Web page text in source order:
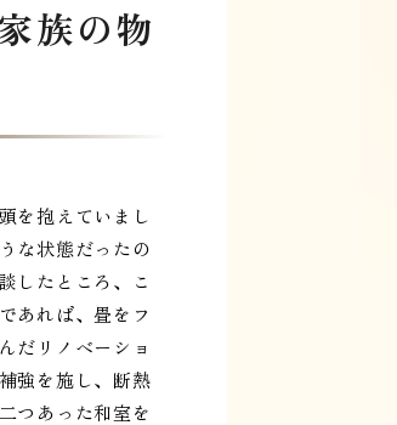
族の物
を抱えていまし
な状態だったの
したところ、こ
あれば、畳をフ
だリノベーショ
強を施し、断熱
つあった和室を